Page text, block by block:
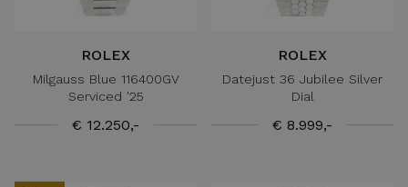
ROLEX
Milgauss Blue 116400GV
Serviced '25
€ 12.250,-
ROLEX
Datejust 36 Jubilee Silver
Dial
€ 8.999,-